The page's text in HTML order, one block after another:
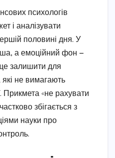
психологів
і аналізувати
половині дня. У
а емоційний фон —
залишити для
які не вимагають
Прикмета «не рахувати
збігається з
науки про